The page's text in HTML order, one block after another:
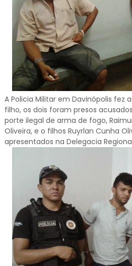
A Policia Militar em Davinópolis fez
filho, os dois foram presos
porte ilegal de arma de fogo,
Oliveira, e o filhos Ruyrlan Cunha
apresentados na Delegacia